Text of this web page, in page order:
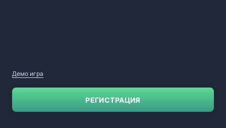
Демо игра
РЕГИСТРАЦИЯ